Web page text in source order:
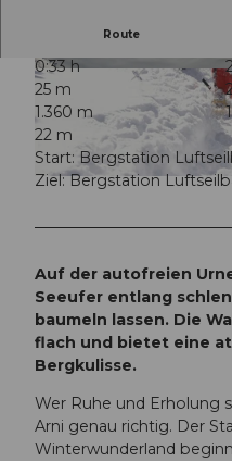
© Uri Tourismus AG, uri.info | CC-BY
© Markus Fehlmann, uri.info |CC-BY
Route
0:33 h
25 m
1.360 m
22 m
Start: Bergstation
Ziel: Bergstation
Auf der autofreien
Seeufer entlang
baumeln lassen. Die
flach und bietet eine
Bergkulisse.
Wer Ruhe und Erholung
Arni genau richtig. Der
Winterwunderland